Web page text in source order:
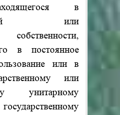
в
или
собственности,
в постоянное
или в
или
унитарному